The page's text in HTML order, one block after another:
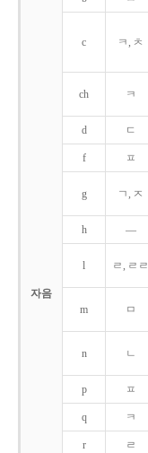
자음
c ㅋ, ㅊ
ch ㅋ
d ㄷ
f ㅍ
g ㄱ, ㅈ
h ―
l ㄹ, ㄹㄹ
m ㅁ
n ㄴ
p ㅍ
q ㅋ
r ㄹ